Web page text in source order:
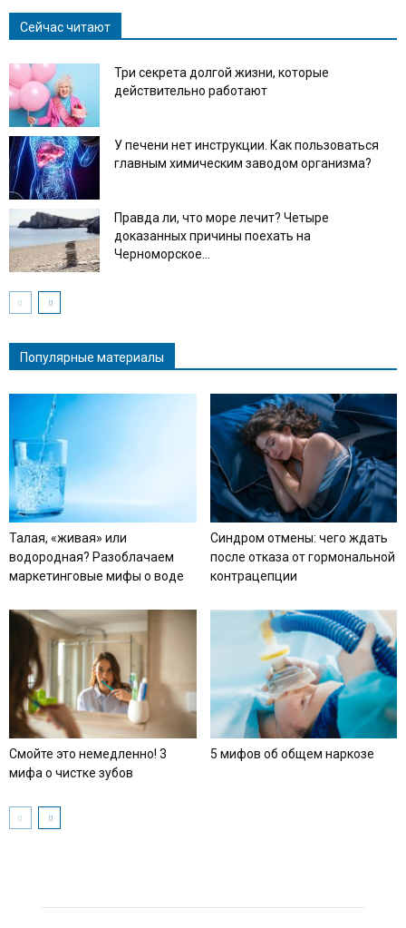
Сейчас читают
Три секрета долгой жизни, которые
действительно работают
У печени нет инструкции. Как пользоваться
главным химическим заводом организма?
Правда ли, что море лечит? Четыре
доказанных причины поехать на
Черноморское...
Популярные материалы
Талая, «живая» или
водородная? Разоблачаем
маркетинговые мифы о воде
Синдром отмены: чего ждать
после отказа от гормональной
контрацепции
Смойте это немедленно! 3
мифа о чистке зубов
5 мифов об общем наркозе